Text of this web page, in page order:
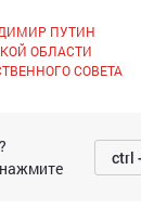
ПУТИН
ОБЛАСТИ
СОВЕТА
ctrl